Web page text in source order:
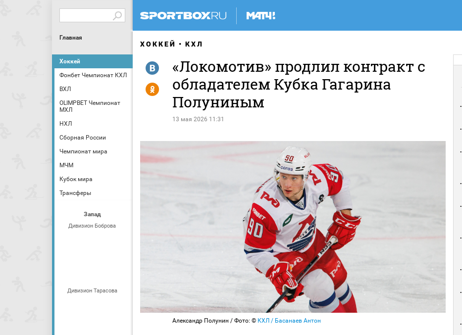
Главная
Хоккей
Фонбет Чемпионат КХЛ
ВХЛ
OLIMPBET Чемпионат
МХЛ
НХЛ
Сборная России
Чемпионат мира
МЧМ
Кубок мира
Трансферы
Запад
Дивизион Боброва
Дивизион Тарасова
ХОККЕЙ КХЛ
«Локомотив» продлил контракт с
обладателем Кубка Гагарина
Полуниным
13 мая 2026 11:31
R
Y
Александр Полунин / Фото: © КХЛ / Басанаев Антон